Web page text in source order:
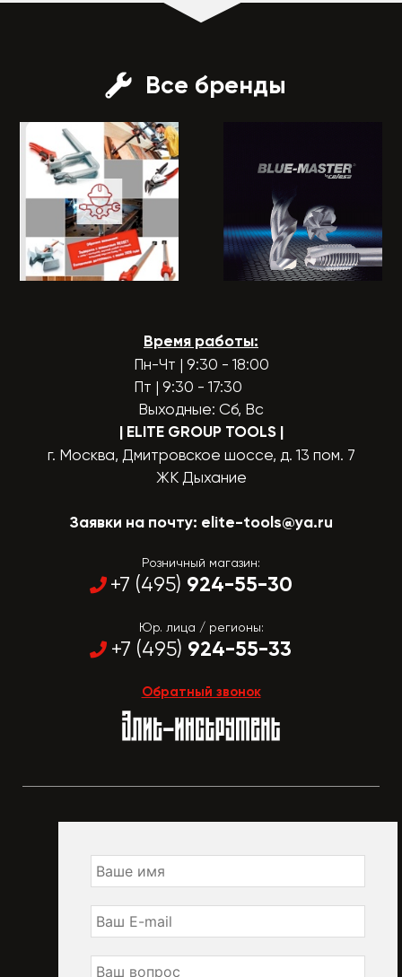
Все бренды
Время работы:
Пн-Чт | 9:30 - 18:00
Пт | 9:30 - 17:30
Выходные: Сб, Вс
| ELITE GROUP TOOLS |
г. Москва, Дмитровское шоссе, д. 13 пом. 7
ЖК Дыхание
Заявки на почту: elite-tools@ya.ru
Розничный магазин:
+7 (495) 924-55-30
Юр. лица / регионы:
+7 (495) 924-55-33
Обратный звонок